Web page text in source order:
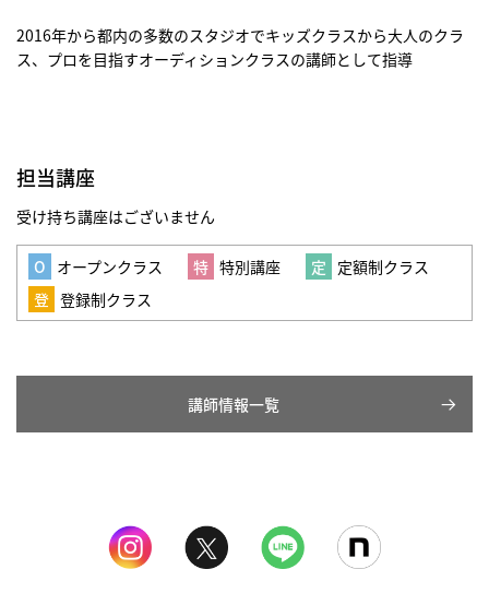
2016年から都内の多数のスタジオでキッズクラスから大人のクラ
ス、プロを目指すオーディションクラスの講師として指導
担当講座
受け持ち講座はございません
オープンクラス 特別講座
定額制クラス
登録制クラス
講師情報一覧